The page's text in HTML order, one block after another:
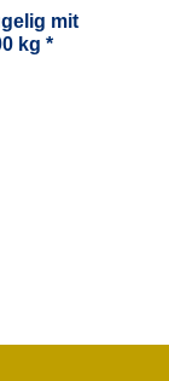
mit
kg *